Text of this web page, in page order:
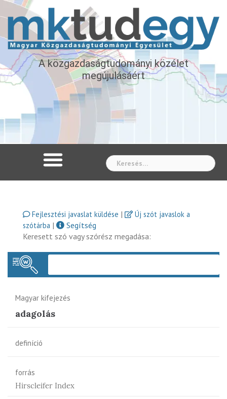
A közgazdaságtudományi közélet
megújulásáért
Fejlesztési javaslat küldése |
Új szót javaslok a
szótárba |
Segítség
Keresett szó vagy szórész megadása:
Magyar kifejezés
adagolás
definíció
forrás
Hirscleifer Index